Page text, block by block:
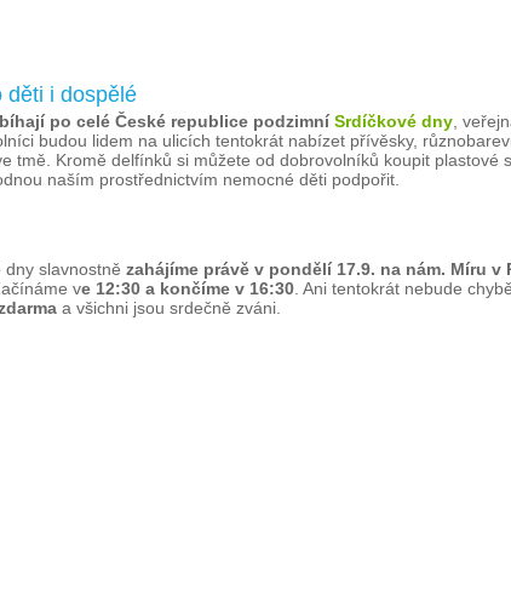
děti i dospělé
po celé České republice podzimní Srdíčkové dny ,
budou lidem na ulicích tentokrát nabízet přívěsky,
tmě. Kromě delfínků si můžete od dobrovolníků koupit
naším prostřednictvím nemocné děti podpořit.
dny slavnostně zahájíme právě v pondělí 17.9. na nám. Míru v
ve 12:30 a končíme v 16:30 . Ani tentokrát nebude
a všichni jsou srdečně zváni.